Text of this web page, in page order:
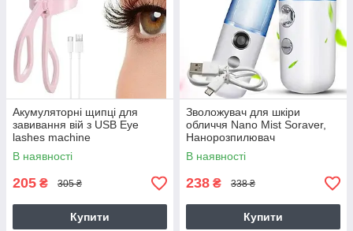
Акумуляторні щипці для
завивання вій з USB Eye
lashes machine
В наявності
205 ₴ 305 ₴
Купити
Зволожувач для шкіри
обличчя Nano Mist Soraver,
Нанорозпилювач
В наявності
238 ₴ 338 ₴
Купити